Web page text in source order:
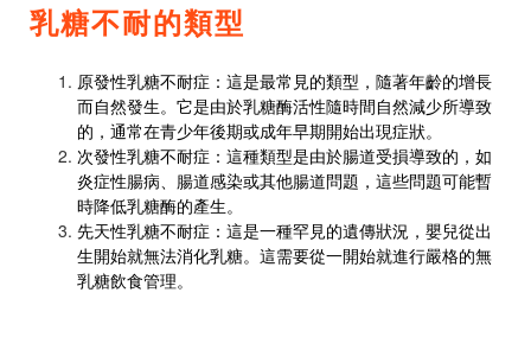
乳糖不耐的類型
原發性乳糖不耐症：這是最常見的類型，隨著年齡的增長
而自然發生。它是由於乳糖酶活性隨時間自然減少所導致
的，通常在青少年後期或成年早期開始出現症狀。
次發性乳糖不耐症：這種類型是由於腸道受損導致的，如
炎症性腸病、腸道感染或其他腸道問題，這些問題可能暫
時降低乳糖酶的產生。
先天性乳糖不耐症：這是一種罕見的遺傳狀況，嬰兒從出
生開始就無法消化乳糖。這需要從一開始就進行嚴格的無
乳糖飲食管理。